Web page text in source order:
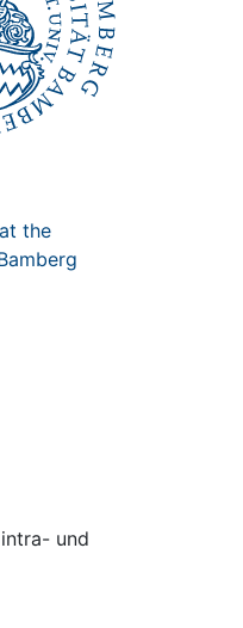
the
und